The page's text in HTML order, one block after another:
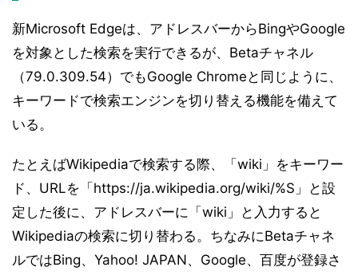
新Microsoft Edgeは、アドレスバーからBingやGoogle
を対象とした検索を実行できるが、Betaチャネル
（79.0.309.54）でもGoogle Chromeと同じように、
キーワードで検索エンジンを切り替える機能を備えて
いる。
たとえばWikipediaで検索する際、「wiki」をキーワー
ド、URLを「https://ja.wikipedia.org/wiki/%S」と設
定した後に、アドレスバーに「wiki」と入力すると
Wikipediaの検索に切り替わる。ちなみにBetaチャネ
ルではBing、Yahoo! JAPAN、Google、百度が登録さ